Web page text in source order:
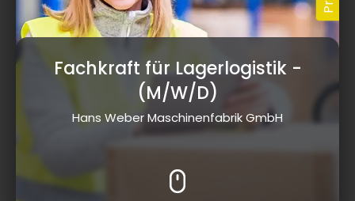
Fachkraft für Lagerlogistik-
(M/W/D)
Hans Weber Maschinenfabrik GmbH